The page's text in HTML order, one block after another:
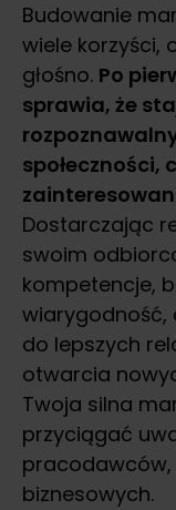
Budowanie
wiele korzyści,
głośno. Po
sprawia, że
społeczności,
Dostarczając
swoim
kompetencje,
wiarygodność,
do lepszych
otwarcia
Twoja silna
przyciągać
biznesowych.